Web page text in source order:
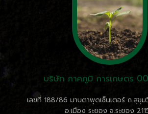
บริษัท ภาคภูมิ การเกษตร
เลขที่ 188/86 มาบตาพุดเซ็นเตอร์ ถ.สุขุ
อ.เมือง ระยอง จ.ระยอง